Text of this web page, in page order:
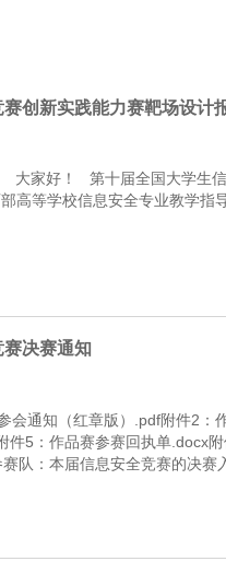
创新实践能力赛靶场设计
大家好！ 第十届全国大学生
高等学校信息安全专业教学指
决赛通知
会通知（红章版）.pdf附件2
件5：作品赛参赛回执单.docx
队：本届信息安全竞赛的决赛